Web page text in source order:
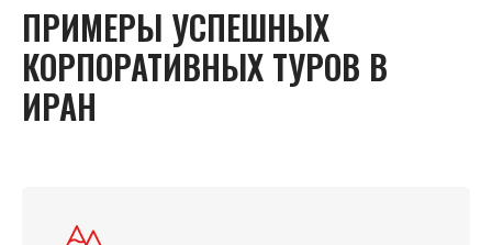
ПРИМЕРЫ УСПЕШНЫХ
КОРПОРАТИВНЫХ ТУРОВ В
ИРАН